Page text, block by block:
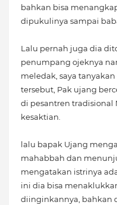
bahkan bisa
dipukulinya sampai
Lalu pernah juga dia
penumpang ojeknya
meledak, saya
tersebut, Pak ujang
di pesantren tradisional
kesaktian.
lalu bapak Ujang
mahabbah dan
mengatakan istrinya
ini dia bisa
diinginkannya, bahkan